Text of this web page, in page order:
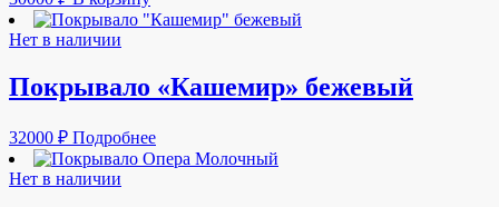
Нет в наличии
Покрывало «Кашемир» бежевый
32000 ₽ Подробнее
Нет в наличии